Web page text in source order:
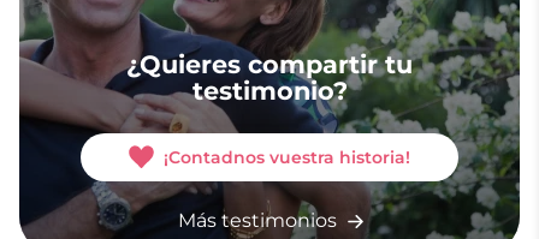
¿Quieres compartir tu
testimonio?
¡Contadnos vuestra historia!
Más testimonios